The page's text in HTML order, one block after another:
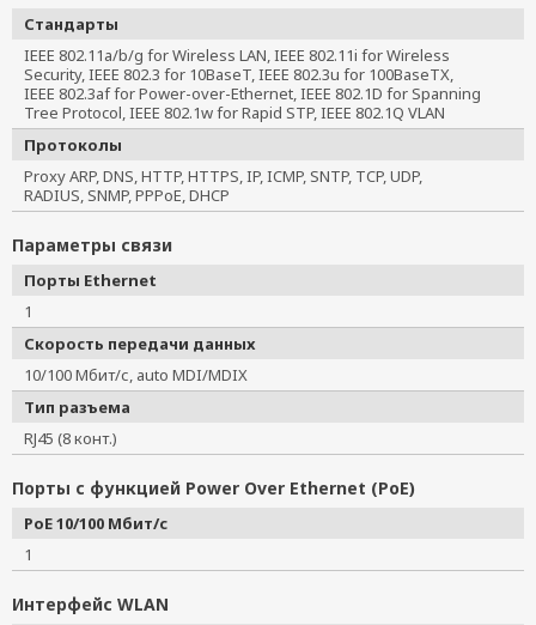
Стандарты
IEEE 802.11a/b/g for Wireless LAN, IEEE 802.11i for Wireless
Security, IEEE 802.3 for 10BaseT, IEEE 802.3u for 100BaseTX,
IEEE 802.3af for Power-over-Ethernet, IEEE 802.1D for Spanning
Tree Protocol, IEEE 802.1w for Rapid STP, IEEE 802.1Q VLAN
Протоколы
Proxy ARP, DNS, HTTP, HTTPS, IP, ICMP, SNTP, TCP, UDP,
RADIUS, SNMP, PPPoE, DHCP
Параметры связи
Порты Ethernet
1
Скорость передачи данных
10/100 Мбит/с, auto MDI/MDIX
Тип разъема
RJ45 (8 конт.)
Порты с функцией Power Over Ethernet (PoE)
PoE 10/100 Мбит/с
1
Интерфейс WLAN